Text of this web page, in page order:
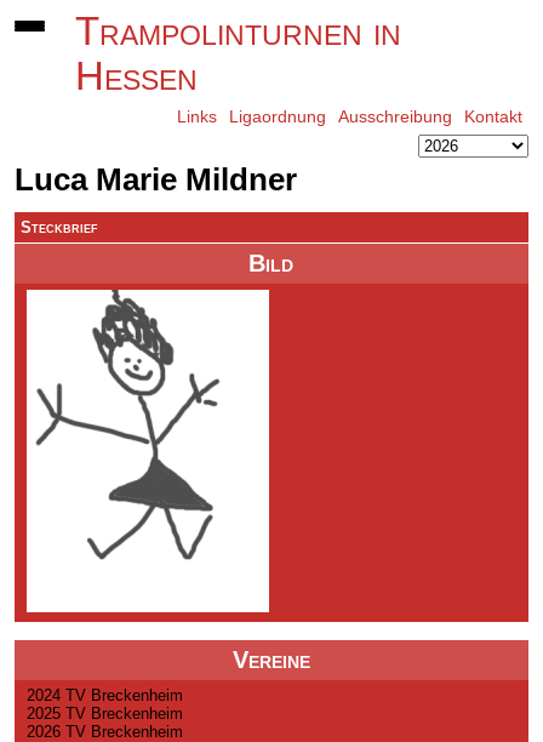
Trampolinturnen in
Hessen
Links Ligaordnung Ausschreibung Kontakt
Luca Marie Mildner
Bild
Vereine
2024 TV Breckenheim
2025 TV Breckenheim
2026 TV Breckenheim
Steckbrief